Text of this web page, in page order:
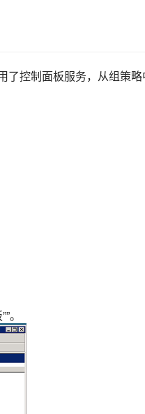
控制面板服务，从组策
。